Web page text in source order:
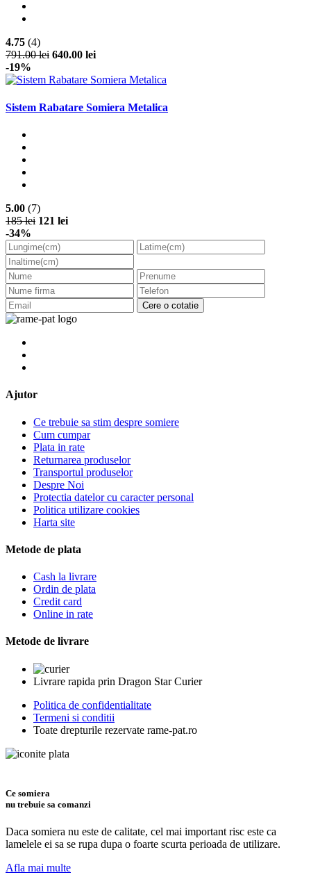
4.75 (4)
791.00 lei 640.00 lei
-19%
Sistem Rabatare Somiera Metalica
5.00 (7)
185 lei 121 lei
-34%
Cere o cotatie
Ajutor
Ce trebuie sa stim despre somiere
Cum cumpar
Plata in rate
Returnarea produselor
Transportul produselor
Despre Noi
Protectia datelor cu caracter personal
Politica utilizare cookies
Harta site
Metode de plata
Cash la livrare
Ordin de plata
Credit card
Online in rate
Metode de livrare
Livrare rapida prin Dragon Star Curier
Politica de confidentialitate
Termeni si conditii
Toate drepturile rezervate rame-pat.ro
Ce somiera
nu trebuie sa comanzi
Daca somiera nu este de calitate, cel mai important risc este ca
lamelele ei sa se rupa dupa o foarte scurta perioada de utilizare.
Afla mai multe